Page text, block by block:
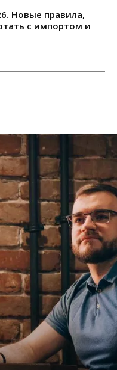
Новые правила,
с импортом и